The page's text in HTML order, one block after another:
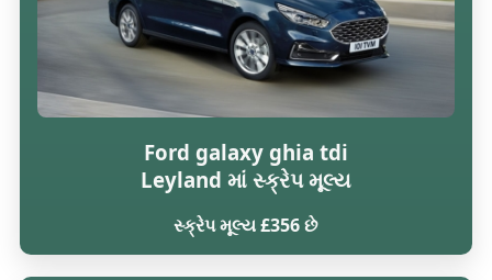
Ford galaxy ghia tdi
Leyland માં સ્ક્રેપ મૂલ્ય
સ્ક્રેપ મૂલ્ય £356 છે